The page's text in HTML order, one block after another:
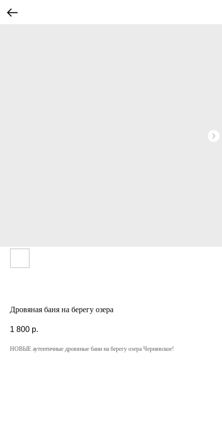
Дровяная баня на берегу озера
1 800 р.
НОВЫЕ аутентичные дровяные бани на берегу озера Чернявское!